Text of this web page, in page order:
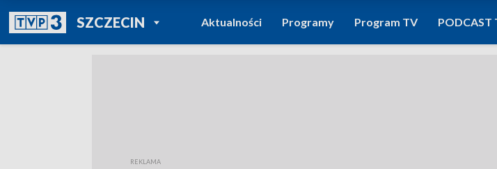
SZCZECINPOWRÓT DO
TVP REGIONY
Aktualności Programy Program TV PODCAST